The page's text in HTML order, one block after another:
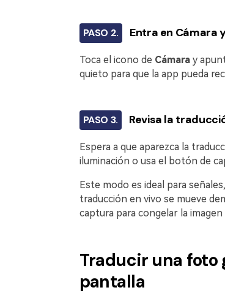
PASO 2. Entra en Cámara
Toca el icono de Cámaray
quieto para que la app pueda
PASO 3. Revisa la
Espera a que aparezca la
iluminación o usa el botón de
Este modo es ideal para
traducción en vivo se mueve
captura para congelar la
Traducir una foto
pantalla